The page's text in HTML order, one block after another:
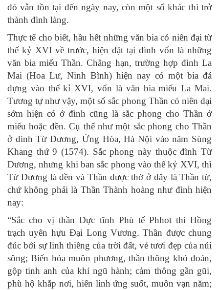
đó vẫn tồn tại đến ngày nay, còn một số khác thì trở
thành đình làng.
Thực tế cho biết, hầu hết những văn bia có niên đại từ
thế kỷ XVI về trước, hiện đặt tại đình vốn là những
văn bia miếu Thần. Chẳng hạn, trường hợp đình La
Mai (Hoa Lư, Ninh Bình) hiện nay có một bia đá
dựng vào thế kỉ XVI, vốn là văn bia miếu La Mai.
Tương tự như vậy, một số sắc phong Thần có niên đại
sớm hiện có ở đình cũng là sắc phong cho Thần ở
miếu hoặc đền. Cụ thể như một sắc phong cho Thần
ở đình Từ Dương, Ứng Hòa, Hà Nội vào năm Sùng
Khang thứ 9 (1574). Sắc phong này thuộc đình Từ
Dương, nhưng khi ban sắc phong vào thế kỷ XVI, thì
Từ Dương là đền và Thần được thờ ở đây là Thần từ,
chứ không phải là Thần Thành hoàng như đình hiện
nay:
“Sắc cho vị thần Dực tĩnh Phù tế Phhot thí Hồng
trạch uyên hựu Đại Long Vương. Thần được chung
đúc bởi sự linh thiêng của trời đất, vẻ tươi đẹp của núi
sông; Biến hóa muôn phương, thần thông khó đoán,
gộp tinh anh của khí ngũ hành; cảm thông gần gũi,
phù hộ khắp nơi, hiển linh ứng suốt, muôn vạn năm;